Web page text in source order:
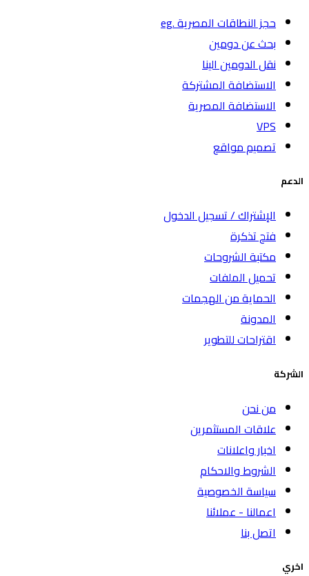
حجز النطاقات المصرية .eg
بحث عن دومين
نقل الدومين الينا
الاستضافة المشتركة
الاستضافة المصرية
VPS
تصميم مواقع
الدعم
الإشتراك / تسجيل الدخول
فتح تذكرة
مكتبة الشروحات
تحميل الملفات
الحماية من الهجمات
المدونة
اقتراحات للتطوير
الشركة
من نحن
علاقات المستثمرين
اخبار واعلانات
الشروط والاحكام
سياسة الخصوصية
اعمالنا - عملائنا
اتصل بنا
اخري